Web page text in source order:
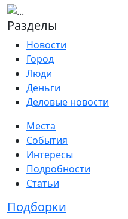
Разделы
Новости
Город
Люди
Деньги
Деловые новости
Места
События
Интересы
Подробности
Статьи
Подборки